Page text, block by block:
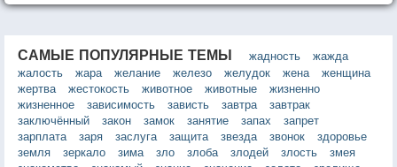
САМЫЕ ПОПУЛЯРНЫЕ ТЕМЫ жадность
жажда
жалость
жара желание железо желудок жена
женщина
жертва
жестокость животное животные
жизненно
жизненное
зависимость зависть завтра
завтрак
заключённый
закон замок занятие запах
запрет
зарплата
заря заслуга защита звезда звонок
здоровье
земля
зеркало зима зло злоба злодей злость
змея